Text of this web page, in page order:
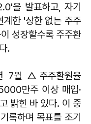
을 발표하고, 자기
계한 '상한 없는 주주
성장할수록 주주환
.
7월 △주주환원율
만주 이상 매입·
밝힌 바 있다. 이 중
록하며 목표를 조기